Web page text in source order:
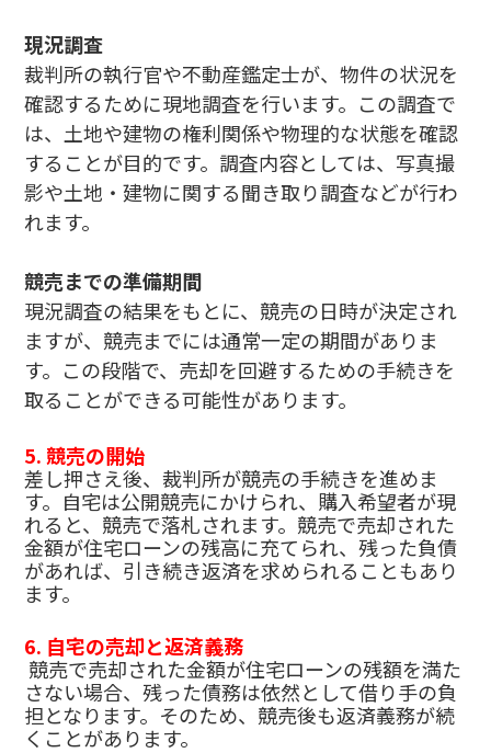
現況調査
裁判所の執行官や不動産鑑定士が、物件の状況を
確認するために現地調査を行います。この調査で
は、土地や建物の権利関係や物理的な状態を確認
することが目的です。調査内容としては、写真撮
影や土地・建物に関する聞き取り調査などが行わ
れます。
競売までの準備期間
現況調査の結果をもとに、競売の日時が決定され
ますが、競売までには通常一定の期間がありま
す。この段階で、売却を回避するための手続きを
取ることができる可能性があります。
5. 競売の開始
差し押さえ後、裁判所が競売の手続きを進めま
す。自宅は公開競売にかけられ、購入希望者が現
れると、競売で落札されます。競売で売却された
金額が住宅ローンの残高に充てられ、残った負債
があれば、引き続き返済を求められることもあり
ます。
6. 自宅の売却と返済義務
競売で売却された金額が住宅ローンの残額を満た
さない場合、残った債務は依然として借り手の負
担となります。そのため、競売後も返済義務が続
くことがあります。